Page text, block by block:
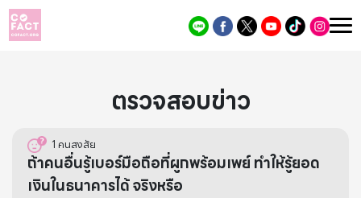
ตรวจสอบข่าว
1 คนสงสัย
ถ้าคนอื่นรู้เบอร์มือถือที่ผูกพร้อมเพย์ ทำให้รู้ยอด
เงินในธนาคารได้ จริงหรือ